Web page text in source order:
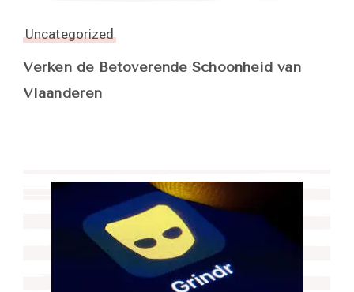
Uncategorized
Verken de Betoverende Schoonheid van
Vlaanderen